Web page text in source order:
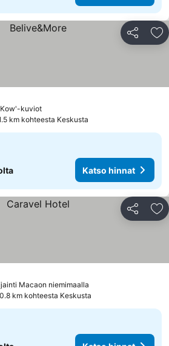
Jaa
kuviot
km kohteesta Keskusta
Katso hinnat
Jaa
Macaon niemimaalla
0.8 km kohteesta Keskusta